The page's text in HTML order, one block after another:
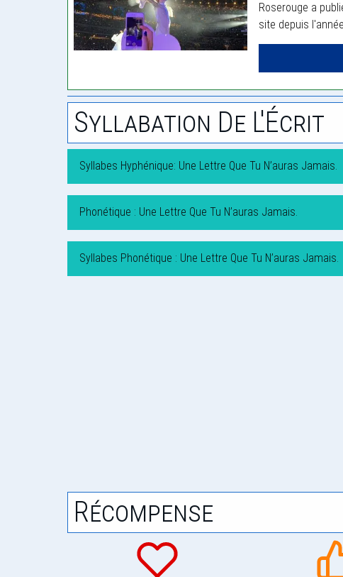
Roserouge a
site depuis
Syllabation De L'Écrit
Syllabes Hyphénique: Une Lettre Que Tu N’auras Jamais.
Phonétique : Une Lettre Que Tu N’auras Jamais.
Syllabes Phonétique : Une Lettre Que Tu N’auras Jamais.
Récompense